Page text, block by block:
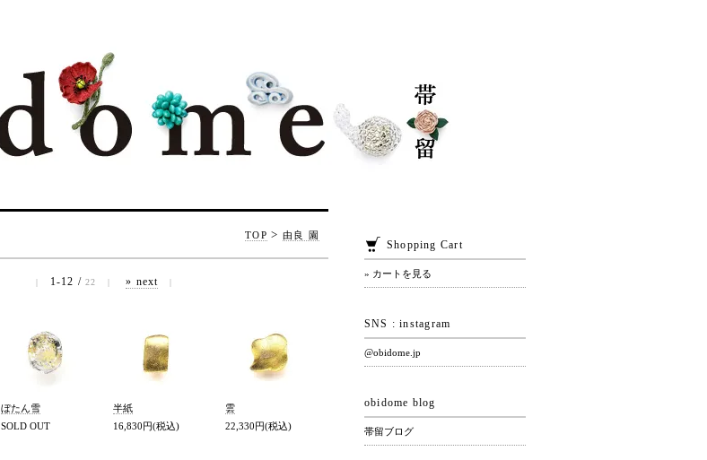
TOP > 由良 園
| 1-12 /22 | » next |
ぼたん雪
SOLD OUT
半紙
16,830円(税込)
雲
22,330円(税込)
Shopping Cart
» カートを見る
SNS : instagram
@obidome.jp
obidome blog
帯留ブログ